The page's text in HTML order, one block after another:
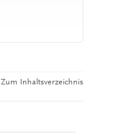
Zum Inhaltsverzeichnis